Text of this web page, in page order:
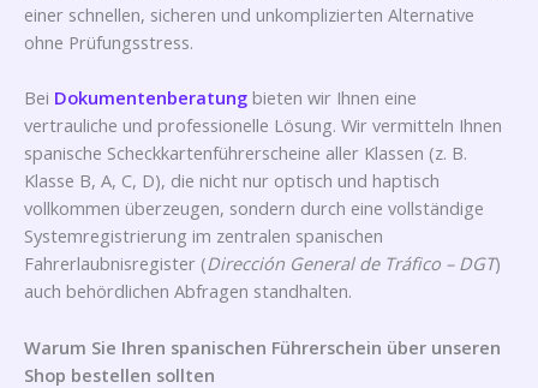
einer schnellen, sicheren und unkomplizierten Alternative
ohne Prüfungsstress.
Bei Dokumentenberatung bieten wir Ihnen eine
vertrauliche und professionelle Lösung. Wir vermitteln Ihnen
spanische Scheckkartenführerscheine aller Klassen (z. B.
Klasse B, A, C, D), die nicht nur optisch und haptisch
vollkommen überzeugen, sondern durch eine vollständige
Systemregistrierung im zentralen spanischen
Fahrerlaubnisregister (Dirección General de Tráfico – DGT)
auch behördlichen Abfragen standhalten.
Warum Sie Ihren spanischen Führerschein über unseren
Shop bestellen sollten